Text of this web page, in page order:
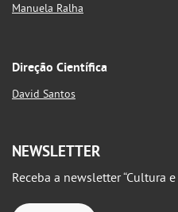
Manuela Ralha
Direção Científica
David Santos
NEWSLETTER
Receba a newsletter “Cultura